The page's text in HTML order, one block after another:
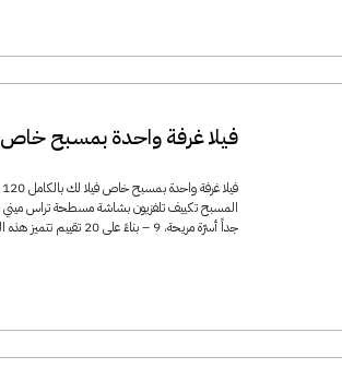
فيلا غرفة واحدة بمسبح خاص
جداً أسرّة مريحة، 9 – بناءً على 20 تقييم تتميز هذه الفيلا بمسبح خاص....